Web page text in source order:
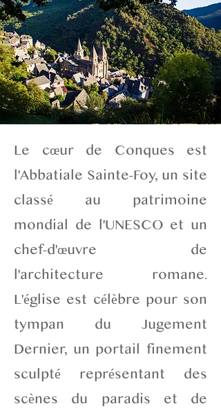
Le cœur de Conques est
l'Abbatiale Sainte-Foy, un site
classé au patrimoine
mondial de l'UNESCO et un
chef-d'œuvre de
l'architecture romane.
L'église est célèbre pour son
tympan du Jugement
Dernier, un portail finement
sculpté représentant des
scènes du paradis et de